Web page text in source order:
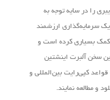
را در سایه توجه به
سرمایه‌گذاری ارزشمند
کمک بسیاری کرده است و
سخن آلبرت اینشتین
کپی‌رایت بین‌المللی و
و مطالعه نمایند.